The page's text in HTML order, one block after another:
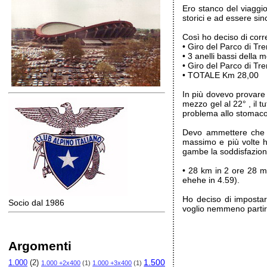
Socio dal 1986
Argomenti
1.000 (2) 1.000 +2x400 (1) 1.000 +3x400 (1) 1.500
Ero stanco del
storici e ad essere
Così ho deciso di
• Giro del Parco di
• 3 anelli bassi della
• Giro del Parco di
• TOTALE Km 28,00
In più dovevo
mezzo gel al 22° , il
problema allo
Devo ammettere
massimo e più volte
gambe la
• 28 km in 2 ore 28
ehehe in 4.59).
Ho deciso di
voglio nemmeno